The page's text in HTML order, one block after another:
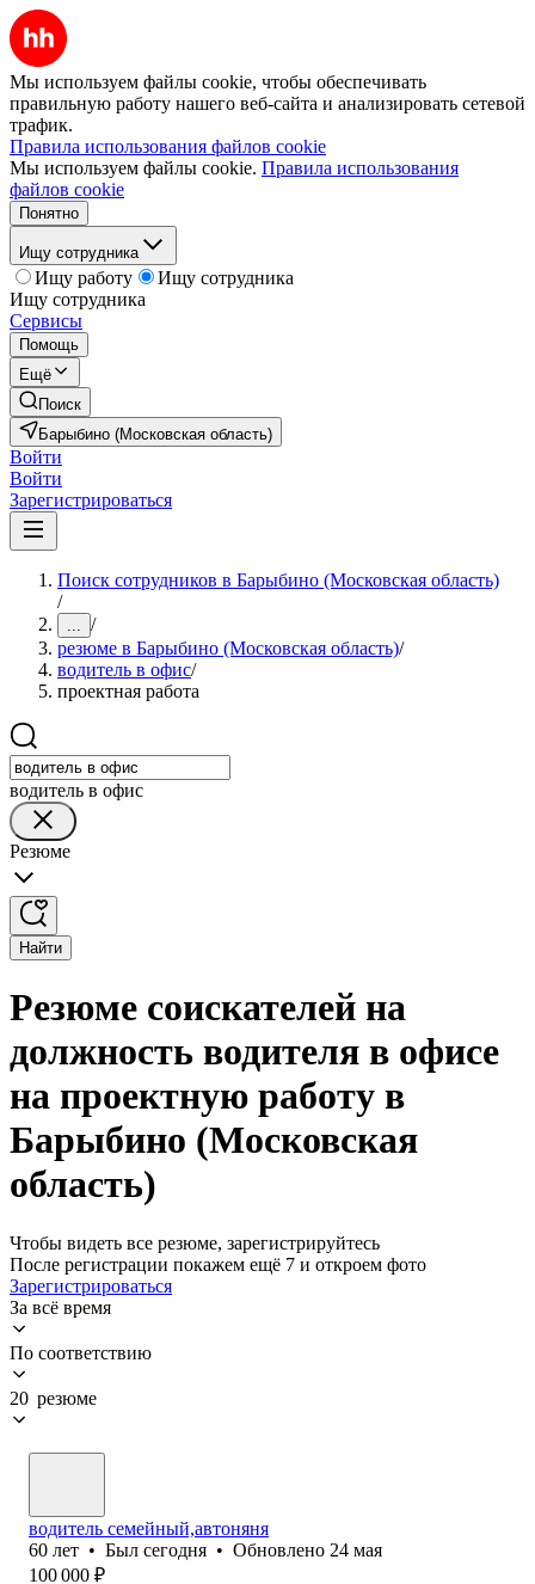
Мы используем файлы cookie, чтобы обеспечивать
правильную работу нашего веб-сайта и анализировать сетевой
трафик.
Правила использования файлов cookie
Мы используем файлы cookie. Правила использования
файлов cookie
Понятно
Ищу сотрудника
Ищу работу
Ищу сотрудника
Ищу сотрудника
Сервисы
Помощь
Ещё
Поиск
Барыбино (Московская область)
Войти
Войти
Зарегистрироваться
Поиск сотрудников в Барыбино (Московская область)
/
... /
резюме в Барыбино (Московская область)/
водитель в офис/
проектная работа
водитель в офис
Резюме
Найти
Резюме соискателей на
должность водителя в офисе
на проектную работу в
Барыбино (Московская
область)
Чтобы видеть все резюме, зарегистрируйтесь
После регистрации покажем ещё 7 и откроем фото
Зарегистрироваться
За всё время
По соответствию
20 резюме
водитель семейный,автоняня
60 лет • Был сегодня • Обновлено 24 мая
100 000 ₽